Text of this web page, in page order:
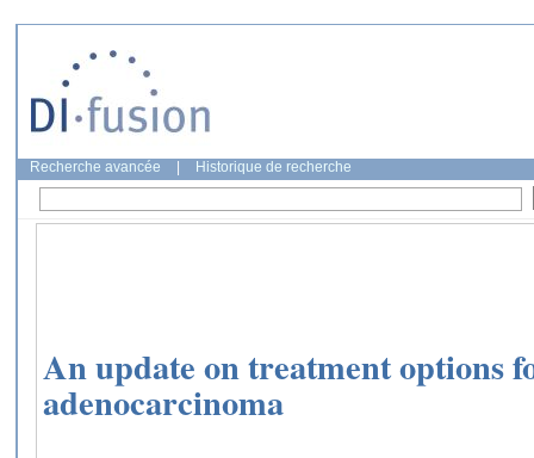
Recherche avancée Historique de recherche
An update on treatment options
adenocarcinoma